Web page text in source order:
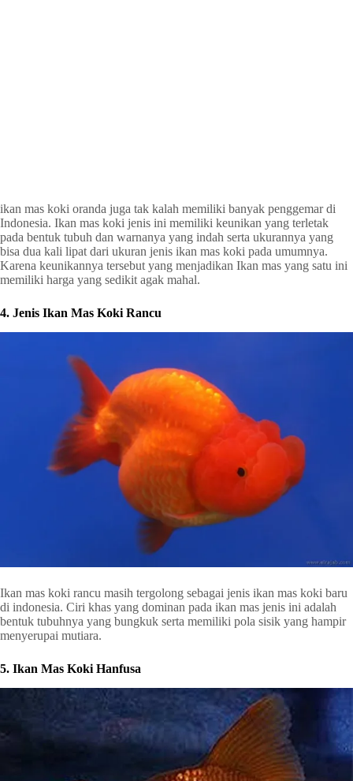
ikan mas koki oranda juga tak kalah memiliki banyak penggemar di
Indonesia. Ikan mas koki jenis ini memiliki keunikan yang terletak
pada bentuk tubuh dan warnanya yang indah serta ukurannya yang
bisa dua kali lipat dari ukuran jenis ikan mas koki pada umumnya.
Karena keunikannya tersebut yang menjadikan Ikan mas yang satu ini
memiliki harga yang sedikit agak mahal.
4. Jenis Ikan Mas Koki Rancu
Ikan mas koki rancu masih tergolong sebagai jenis ikan mas koki baru
di indonesia. Ciri khas yang dominan pada ikan mas jenis ini adalah
bentuk tubuhnya yang bungkuk serta memiliki pola sisik yang hampir
menyerupai mutiara.
5. Ikan Mas Koki Hanfusa